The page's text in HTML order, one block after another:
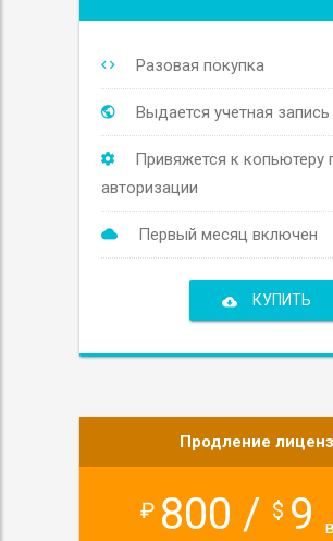
Разовая покупка
Выдается учетная запись
Привяжется к копьютеру
авторизации
Первый месяц включен
КУПИТЬ
Продление
₽ 800 / $ 9